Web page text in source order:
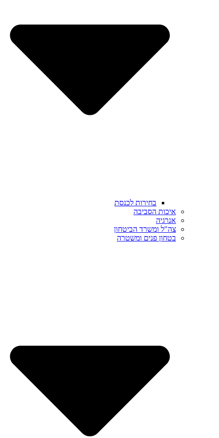
בחירות לכנסת
איכות הסביבה
אנרגיה
צה"ל ומשרד הביטחון
בטחון פנים ומשטרה